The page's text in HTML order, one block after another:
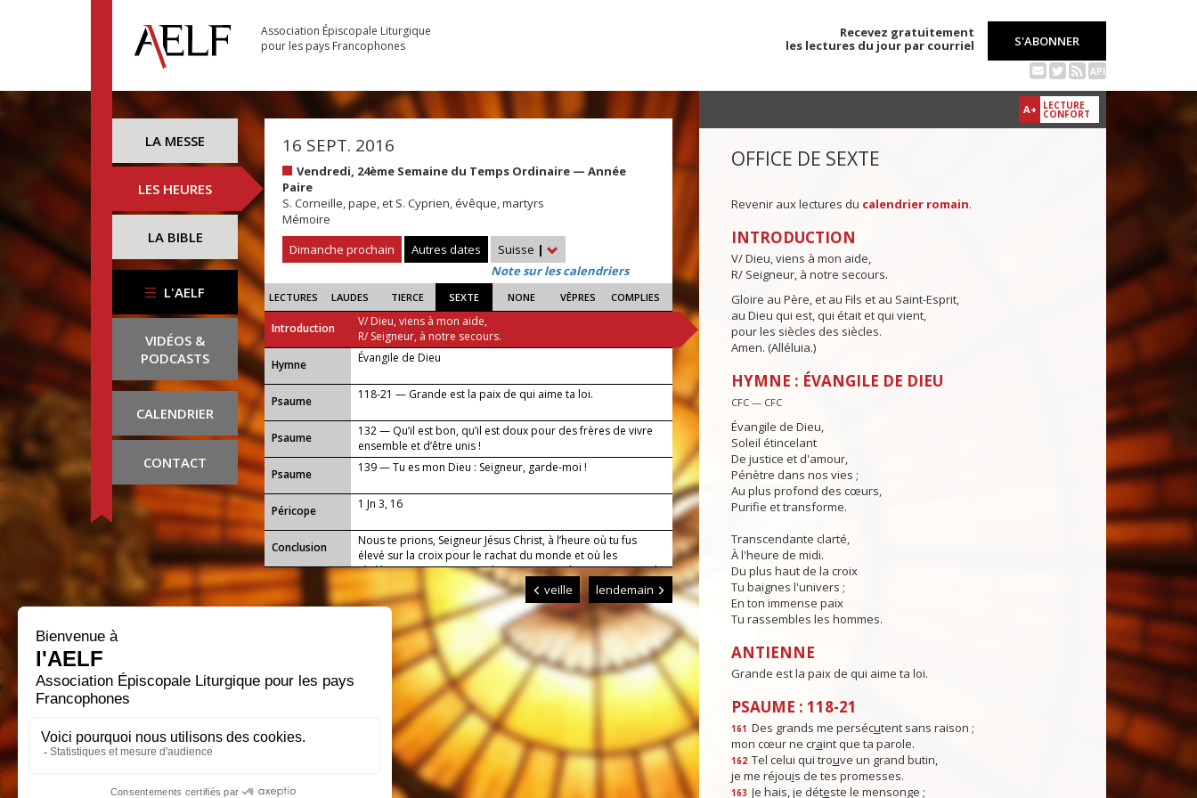
Association Épiscopale Liturgique
pour les pays Francophones
Recevez gratuitement
les lectures du jour par courriel
S'ABONNER
API
LA MESSE
LES HEURES
LA BIBLE
L'AELF
VIDÉOS &
PODCASTS
CALENDRIER
CONTACT
16 SEPT. 2016
Vendredi, 24ème Semaine du Temps Ordinaire — Année
Paire
S. Corneille, pape, et S. Cyprien, évêque, martyrs
Mémoire
Dimanche prochain
Autres dates Suisse |
Note sur les calendriers
LECTURES LAUDES TIERCE SEXTE NONE VÊPRES COMPLIES
Introduction
V/ Dieu, viens à mon aide,
R/ Seigneur, à notre secours.
...
Hymne Évangile de Dieu
Psaume 118-21 — Grande est la paix de qui aime ta loi.
Psaume
132 — Qu’il est bon, qu’il est doux pour des frères de vivre
ensemble et d’être unis !
Psaume
139 — Tu es mon Dieu : Seigneur, garde-moi !
Péricope 1 Jn 3, 16
Conclusion
Nous te prions, Seigneur Jésus Christ, à l’heure où tu fus
élevé sur la croix pour le rachat du monde et où les
ténèbres couvraient toute la terre : accorde-nous toujours la
lumière qui nous guidera jusqu’à la vraie vie. Toi qui règnes
pour les siècles des siècles. Amen.
veille lendemain
A+ LECTURE
CONFORT
OFFICE DE SEXTE
Revenir aux lectures du calendrier romain.
INTRODUCTION
V/ Dieu, viens à mon aide,
R/ Seigneur, à notre secours.
Gloire au Père, et au Fils et au Saint-Esprit,
au Dieu qui est, qui était et qui vient,
pour les siècles des siècles.
Amen. (Alléluia.)
HYMNE : ÉVANGILE DE DIEU
CFC — CFC
Évangile de Dieu,
Soleil étincelant
De justice et d'amour,
Pénètre dans nos vies ;
Au plus profond des cœurs,
Purifie et transforme.
Transcendante clarté,
À l'heure de midi.
Du plus haut de la croix
Tu baignes l'univers ;
En ton immense paix
Tu rassembles les hommes.
ANTIENNE
Grande est la paix de qui aime ta loi.
PSAUME : 118-21
161 Des grands me persécutent sans raison ;
mon cœur ne craint que ta parole.
162 Tel celui qui trouve un grand butin,
je me réjouis de tes promesses.
163 Je hais, je déteste le mensonge ;